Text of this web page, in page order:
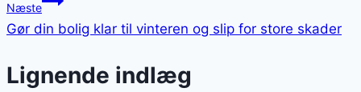
Næste
Gør din bolig klar til vinteren og slip for store skader
Lignende indlæg